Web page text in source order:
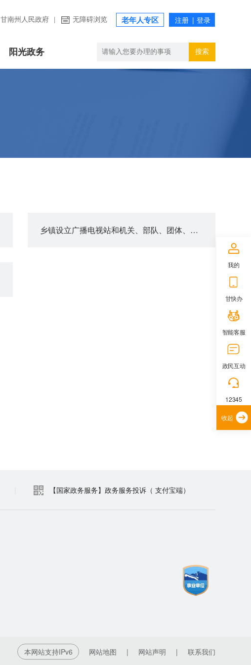
甘南州人民政府 无障碍浏览 老年人专区
阳光政务 搜索
乡镇设立广播电视站和机关、部队、团体、企业事业单位设立有线广播电视站审批
【国家政务服务】政务服务投诉（ 支付宝端）
本网站支持IPv6 网站地图 | 网站声明 | 联系我们
我的
甘快办
智能客服
政民互动
12345
收起